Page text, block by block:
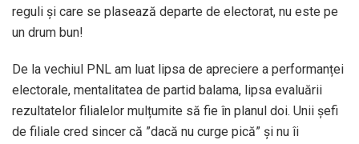
reguli și care se plasează departe de electorat, nu este pe
un drum bun!
De la vechiul PNL am luat lipsa de apreciere a performanței
electorale, mentalitatea de partid balama, lipsa evaluării
rezultatelor filialelor mulțumite să fie în planul doi. Unii șefi
de filiale cred sincer că ”dacă nu curge pică” și nu îi